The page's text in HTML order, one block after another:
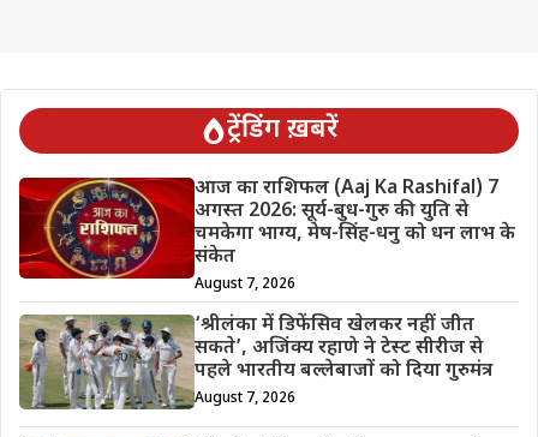
ट्रेंडिंग ख़बरें
आज का राशिफल (Aaj Ka Rashifal) 7
अगस्त 2026: सूर्य-बुध-गुरु की युति से
चमकेगा भाग्य, मेष-सिंह-धनु को धन लाभ के
संकेत
August 7, 2026
‘श्रीलंका में डिफेंसिव खेलकर नहीं जीत
सकते’, अजिंक्य रहाणे ने टेस्ट सीरीज से
पहले भारतीय बल्लेबाजों को दिया गुरुमंत्र
August 7, 2026